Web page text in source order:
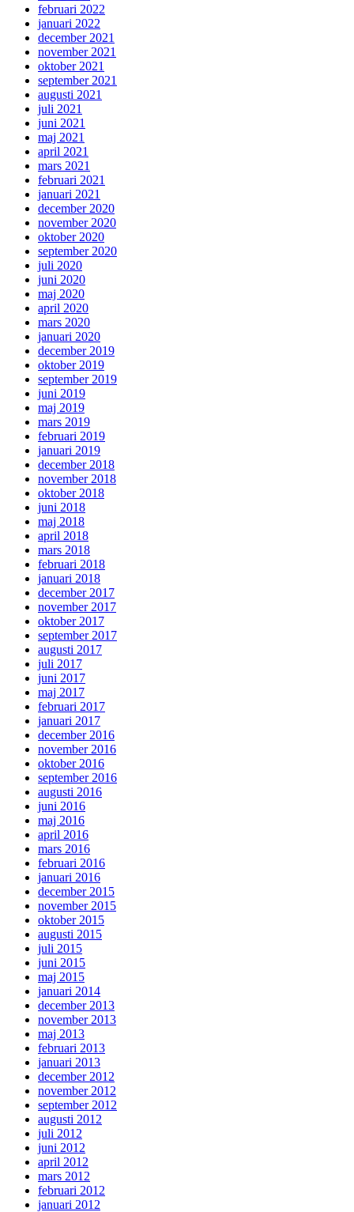
februari 2022
januari 2022
december 2021
november 2021
oktober 2021
september 2021
augusti 2021
juli 2021
juni 2021
maj 2021
april 2021
mars 2021
februari 2021
januari 2021
december 2020
november 2020
oktober 2020
september 2020
juli 2020
juni 2020
maj 2020
april 2020
mars 2020
januari 2020
december 2019
oktober 2019
september 2019
juni 2019
maj 2019
mars 2019
februari 2019
januari 2019
december 2018
november 2018
oktober 2018
juni 2018
maj 2018
april 2018
mars 2018
februari 2018
januari 2018
december 2017
november 2017
oktober 2017
september 2017
augusti 2017
juli 2017
juni 2017
maj 2017
februari 2017
januari 2017
december 2016
november 2016
oktober 2016
september 2016
augusti 2016
juni 2016
maj 2016
april 2016
mars 2016
februari 2016
januari 2016
december 2015
november 2015
oktober 2015
augusti 2015
juli 2015
juni 2015
maj 2015
januari 2014
december 2013
november 2013
maj 2013
februari 2013
januari 2013
december 2012
november 2012
september 2012
augusti 2012
juli 2012
juni 2012
april 2012
mars 2012
februari 2012
januari 2012